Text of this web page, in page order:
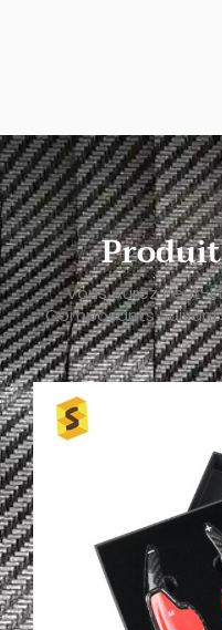
Vous Aurez Peut-
Composants